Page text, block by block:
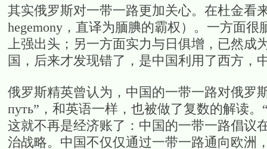
其实俄罗斯对一带一路更加关心。在杜金看
hegemony，直译为腼腆的霸权）。一方面
上强出头；另一方面实力与日俱增，已然成
国，后来才发现错了，是中国利用了西方，
俄罗斯精英曾认为，中国的一带一路对俄罗
путь”，和英语一样，也被做了复数的解读
这就不再是经济账了：中国的一带一路倡议
治战略。中国不仅仅通过一带一路通向欧洲